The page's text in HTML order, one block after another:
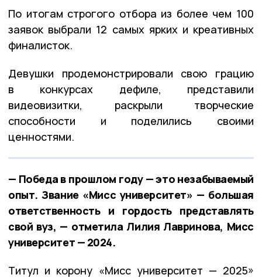
По итогам строгого отбора из более чем 100
заявок выбрали 12 самых ярких и креативных
финалисток.
Девушки продемонстрировали свою грацию
в конкурсах дефиле, представили
видеовизитки, раскрыли творческие
способности и поделились своими
ценностями.
— Победа в прошлом году — это незабываемый
опыт. Звание «Мисс университет» — большая
ответственность и гордость представлять
свой вуз, — отметила Лилия Лавринова, Мисс
университет — 2024.
Титул и корону «Мисс университет — 2025»